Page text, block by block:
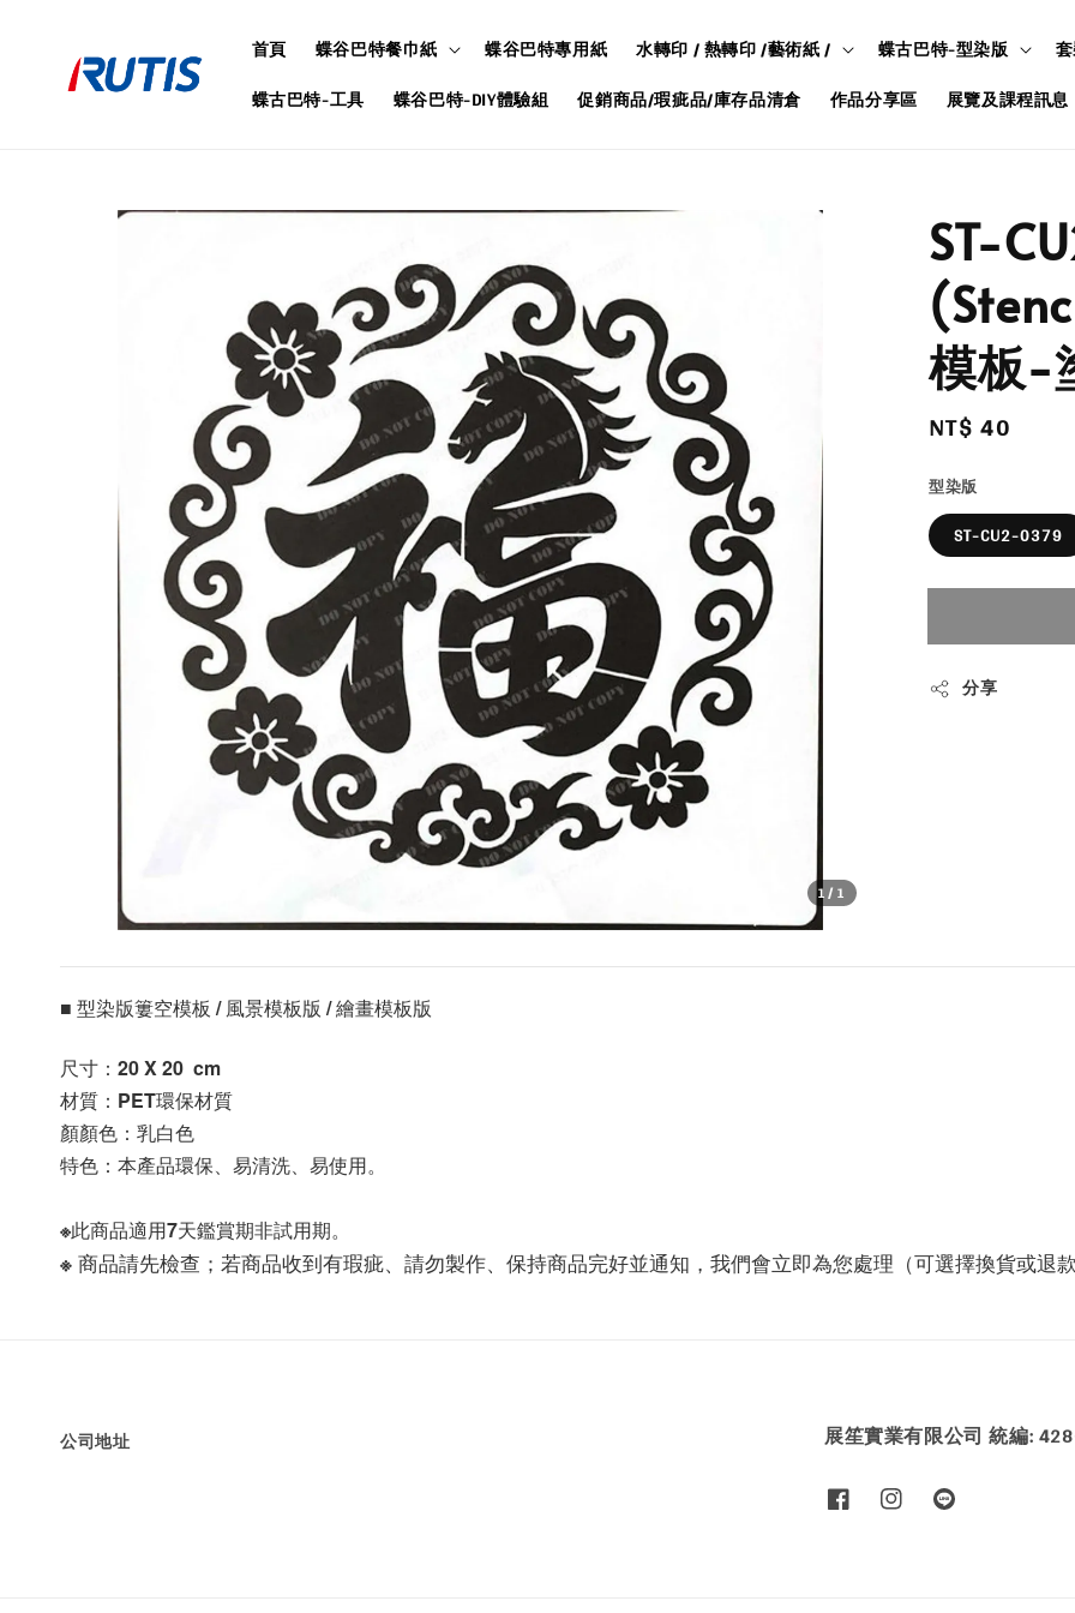
首頁 蝶谷巴特餐巾紙 蝶谷巴特專用紙 水轉印 / 熱轉印 /藝術紙 / 蝶古巴特-型染版
蝶古巴特-工具
蝶谷巴特-DIY體驗組 促銷商品/瑕疵品/庫存品清倉 作品分享區 展覽及課程訊息
1/1
ST-
模板-
Regular
NT$ 40
型染版
ST-CU2-0379
分享
■ 型染版簍空模板 / 風景模板版 / 繪畫模板版
尺寸：20 X 20 cm
材質：PET環保材質
顏顏色：乳白色
特色：本產品環保、易清洗、易使用。
※此商品適用7天鑑賞期非試用期。
※ 商品請先檢查；若商品收到有瑕疵、請勿製作、保持商品完好並通知，我們會立即為您處理（可選擇換貨或退
公司地址 展笙實業有限公司 統編: